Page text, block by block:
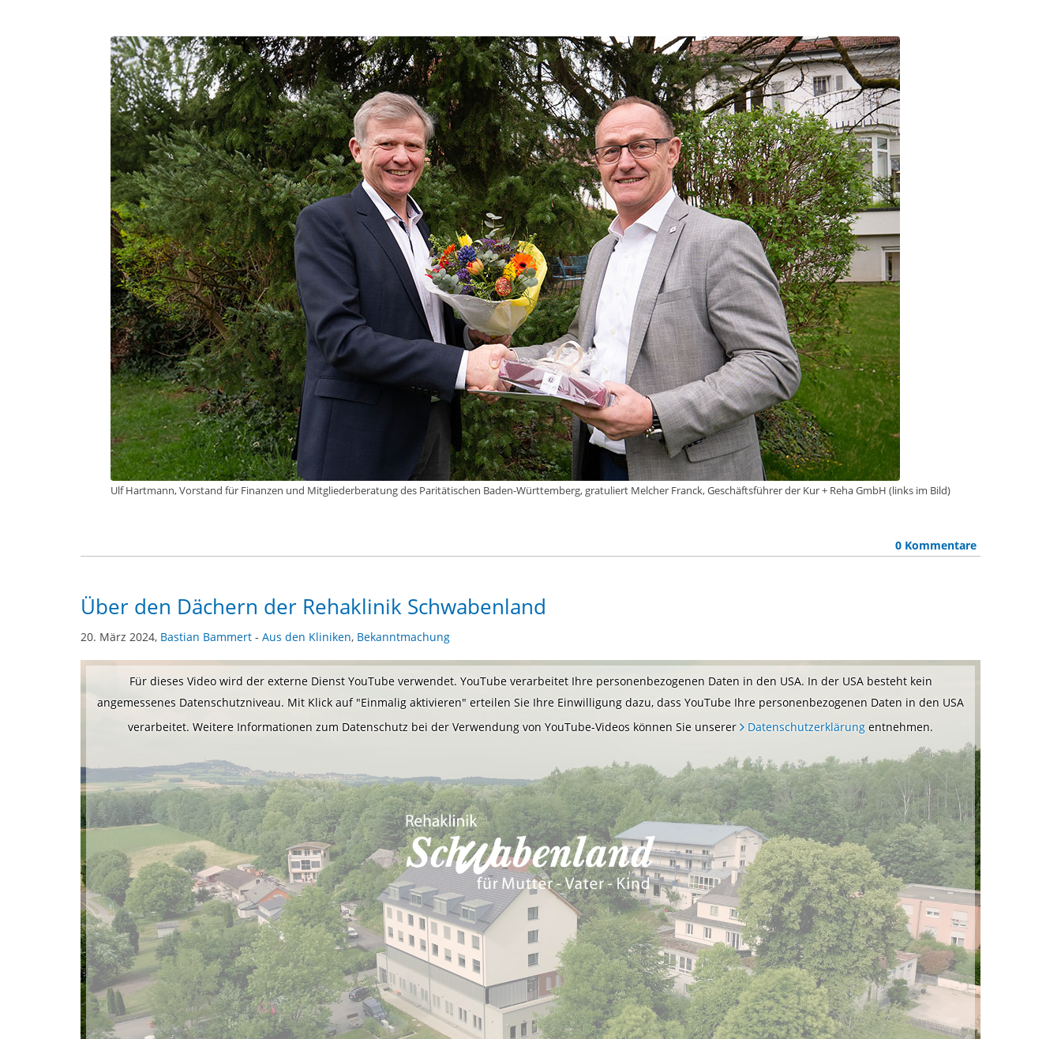
Ulf Hartmann, Vorstand für Finanzen und Mitgliederberatung des Paritätischen Baden-Württemberg, gratuliert Melcher Franck, Geschäftsführer der Kur + Reha GmbH (links im Bild)
0 Kommentare
Über den Dächern der Rehaklinik Schwabenland
20. März 2024, Bastian Bammert - Aus den Kliniken, Bekanntmachung
Für dieses Video wird der externe Dienst YouTube verwendet. YouTube verarbeitet Ihre personenbezogenen Daten in den USA. In der USA besteht kein
angemessenes Datenschutzniveau. Mit Klick auf "Einmalig aktivieren" erteilen Sie Ihre Einwilligung dazu, dass YouTube Ihre personenbezogenen Daten in den USA
verarbeitet. Weitere Informationen zum Datenschutz bei der Verwendung von YouTube-Videos können Sie unserer
Datenschutzerklärung entnehmen.